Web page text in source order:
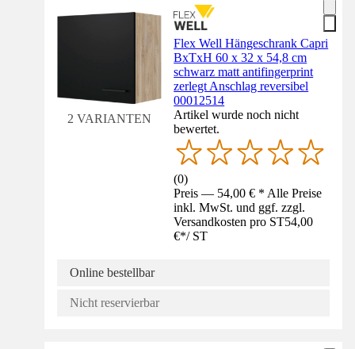
2 VARIANTEN
Flex Well Hängeschrank Capri
BxTxH 60 x 32 x 54,8 cm
schwarz matt antifingerprint
zerlegt Anschlag reversibel
00012514
Artikel wurde noch nicht
bewertet.
(0)
Preis — 54,00 € * Alle Preise
inkl. MwSt. und ggf. zzgl.
Versandkosten pro ST54,00
€*/ ST
Online bestellbar
Nicht reservierbar